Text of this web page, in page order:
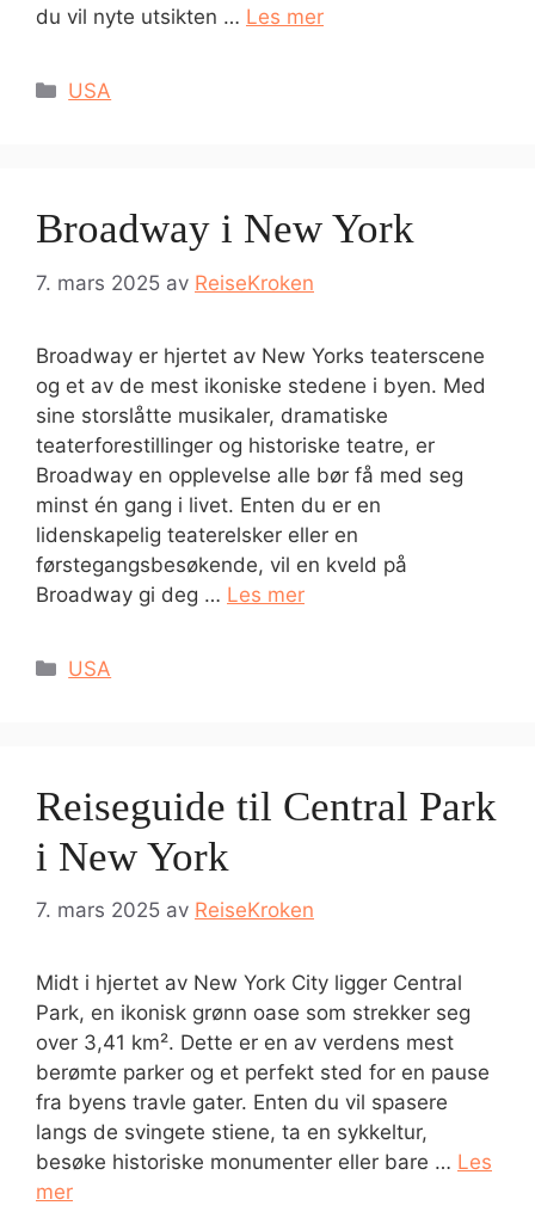
du vil nyte utsikten … Les mer
Kategorier
USA
Broadway i New York
7. mars 2025 av ReiseKroken
Broadway er hjertet av New Yorks teaterscene
og et av de mest ikoniske stedene i byen. Med
sine storslåtte musikaler, dramatiske
teaterforestillinger og historiske teatre, er
Broadway en opplevelse alle bør få med seg
minst én gang i livet. Enten du er en
lidenskapelig teaterelsker eller en
førstegangsbesøkende, vil en kveld på
Broadway gi deg … Les mer
Kategorier
USA
Reiseguide til Central Park
i New York
7. mars 2025 av ReiseKroken
Midt i hjertet av New York City ligger Central
Park, en ikonisk grønn oase som strekker seg
over 3,41 km². Dette er en av verdens mest
berømte parker og et perfekt sted for en pause
fra byens travle gater. Enten du vil spasere
langs de svingete stiene, ta en sykkeltur,
besøke historiske monumenter eller bare … Les
mer